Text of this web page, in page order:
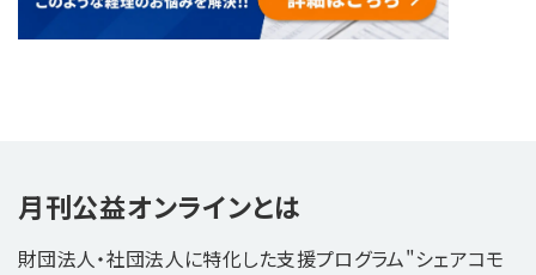
月刊公益オンラインとは
財団法人・社団法人に特化した支援プログラム"シェアコモ